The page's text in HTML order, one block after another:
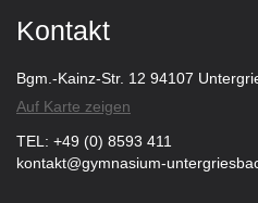
Kontakt
Bgm.-Kainz-Str. 12 94107
Auf Karte zeigen
TEL: +49 (0) 8593 411
kontakt@gymnasium-